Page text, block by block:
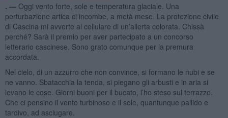
. — Oggi vento forte, sole e temperatura glaciale. Una
perturbazione artica ci incombe, a metà mese. La protezione civile
di Cascina mi avverte al cellulare di un’allerta colorata. Chissà
perché? Sarà il premio per aver partecipato a un concorso
letterario cascinese. Sono grato comunque per la premura
accordata.
Nel cielo, di un azzurro che non convince, si formano le nubi e se
ne vanno. Sbatacchia la tenda, si piegano gli arbusti e in aria si
levano le cose. Giorni buoni per il bucato, l’ho steso sul terrazzo.
Che ci pensino il vento turbinoso e il sole, quantunque pallido e
tardivo, ad asciugare.